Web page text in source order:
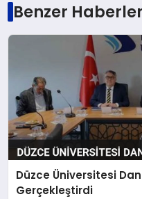
Benzer Haberler
Düzce Üniversitesi
Gerçekleştirdi